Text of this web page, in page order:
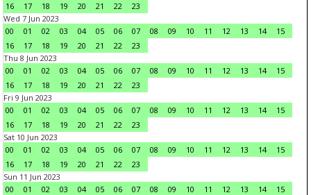
16
17 18 19 20 21 22
23
Wed 7 Jun 2023
00
01 02 03 04 05 06 07 08 09 10 11 12 13 14
15
16
17 18 19 20 21 22
23
Thu 8 Jun 2023
00
01 02 03 04 05 06 07 08 09 10 11 12 13 14
15
16
17 18 19 20 21 22
23
Fri 9 Jun 2023
00
01 02 03 04 05 06 07 08 09 10 11 12 13 14
15
16
17 18 19 20 21 22
23
Sat 10 Jun 2023
00
01 02 03 04 05 06 07 08 09 10 11 12 13 14
15
16
17 18 19 20 21 22
23
Sun 11 Jun 2023
00
01 02 03 04 05 06 07 08 09 10 11 12 13 14
15